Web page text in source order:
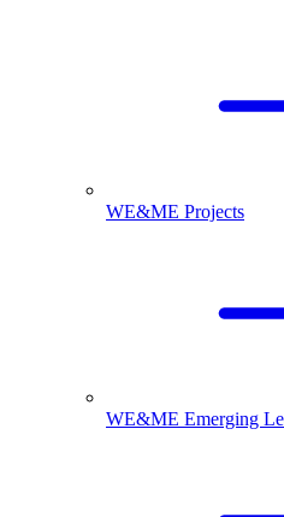
WE&ME Projects
WE&ME Emerging